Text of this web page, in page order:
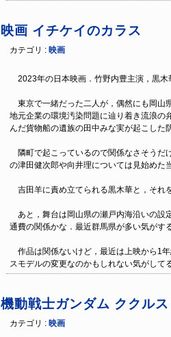
映画 イチケイのカラス
カテゴリ : 映画
2023年の日本映画．竹野内豊主演，黒木
東京で一緒だった二人が，偶然にも岡山
地元企業の環境汚染問題に辿り着き流浪の
んだ貨物船の遺族の田中みな実が起こし
隣町で起こっているので関係なさそうだ
の津田健次郎や向井理については見始めた
吉田羊に責め立てられる黒木華と，それ
あと，舞台は岡山県の瀬戸内海沿いの設
通費の関係かな．最近群馬県が多い気がす
作品は関係ないけど，最近は上映から1
スモデルの変更なのかもしれない気がして
機動戦士ガンダム ククル
カテゴリ : 映画